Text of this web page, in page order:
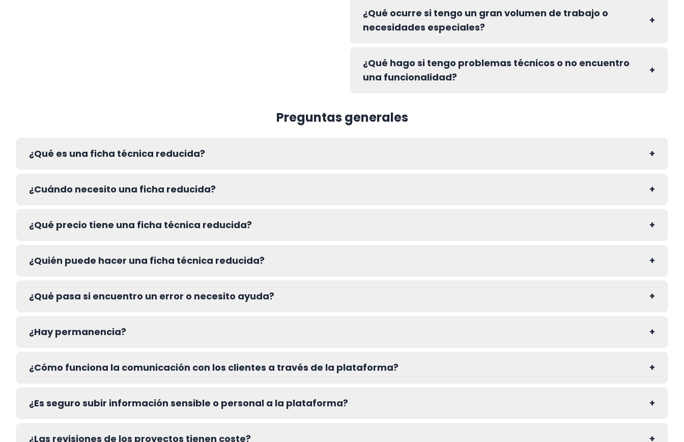
¿Qué ocurre si tengo un gran volumen de trabajo o
necesidades especiales?
+
¿Qué hago si tengo problemas técnicos o no encuentro
una funcionalidad?
+
Preguntas generales
¿Qué es una ficha técnica reducida? +
¿Cuándo necesito una ficha reducida? +
¿Qué precio tiene una ficha técnica reducida? +
¿Quién puede hacer una ficha técnica reducida? +
¿Qué pasa si encuentro un error o necesito ayuda? +
¿Hay permanencia? +
¿Cómo funciona la comunicación con los clientes a través de la plataforma? +
¿Es seguro subir información sensible o personal a la plataforma? +
¿Las revisiones de los proyectos tienen coste? +